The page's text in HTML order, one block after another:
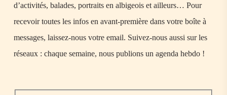
d’activités, balades, portraits en albigeois et ailleurs… Pour
recevoir toutes les infos en avant-première dans votre boîte à
messages, laissez-nous votre email. Suivez-nous aussi sur les
réseaux : chaque semaine, nous publions un agenda hebdo !